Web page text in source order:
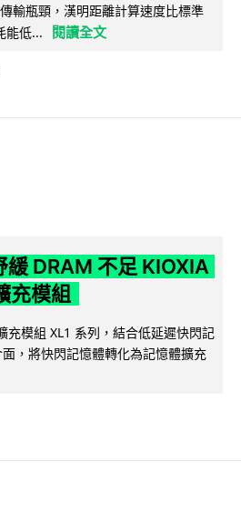
輸瓶頸，漢明距離計算速度比標準
能低...
閱讀全文
緩 DRAM 不足 KIOXIA
充模組
充模組 XL1 系列，結合低延遲快閃記
面，將快閃記憶體轉化為記憶體擴充